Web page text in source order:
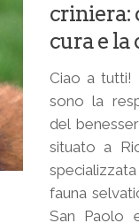
criniera:
cura e la
Ciao a tutti!
sono la
del
situato a
fauna
San Paolo